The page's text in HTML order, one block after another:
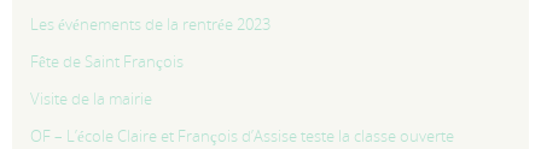
Les événements de la rentrée 2023
Fête de Saint François
Visite de la mairie
OF – L’école Claire et François d’Assise teste la classe ouverte